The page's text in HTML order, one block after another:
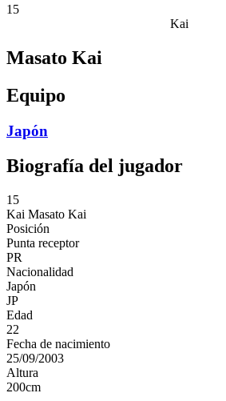
15
Kai
Masato Kai
Equipo
Japón
Biografía del jugador
15
Kai Masato Kai
Posición
Punta receptor
PR
Nacionalidad
Japón
JP
Edad
22
Fecha de nacimiento
25/09/2003
Altura
200cm